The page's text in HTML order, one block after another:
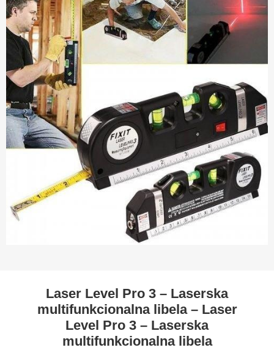
Laser Level Pro 3 – Laserska
multifunkcionalna libela – Laser
Level Pro 3 – Laserska
multifunkcionalna libela